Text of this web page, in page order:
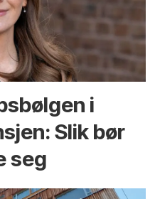
i
Slik bør
seg